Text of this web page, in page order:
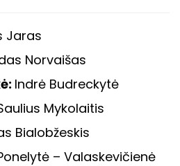
Jaras
Norvaišas
Indrė Budreckytė
Mykolaitis
Bialobžeskis
– Valaskevičienė